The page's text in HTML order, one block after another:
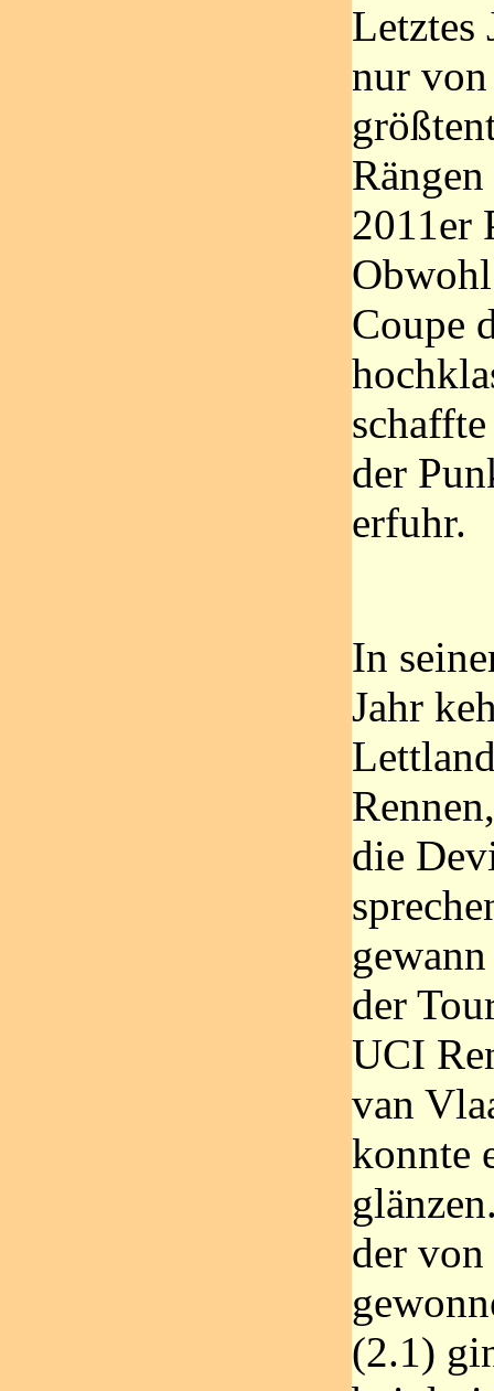
Letztes
nur
2011er
Coupe
der
erfuhr.
In
Jahr
die
der
UCI
van
konnte
der von
(2.1)